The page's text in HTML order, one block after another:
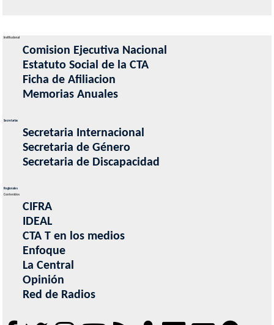
Institucional
Comision Ejecutiva Nacional
Estatuto Social de la CTA
Ficha de Afiliacion
Memorias Anuales
Secretarias
Secretaria Internacional
Secretaria de Género
Secretaria de Discapacidad
Regionales
Contenidos
CIFRA
IDEAL
CTA T en los medios
Enfoque
La Central
Opinión
Red de Radios